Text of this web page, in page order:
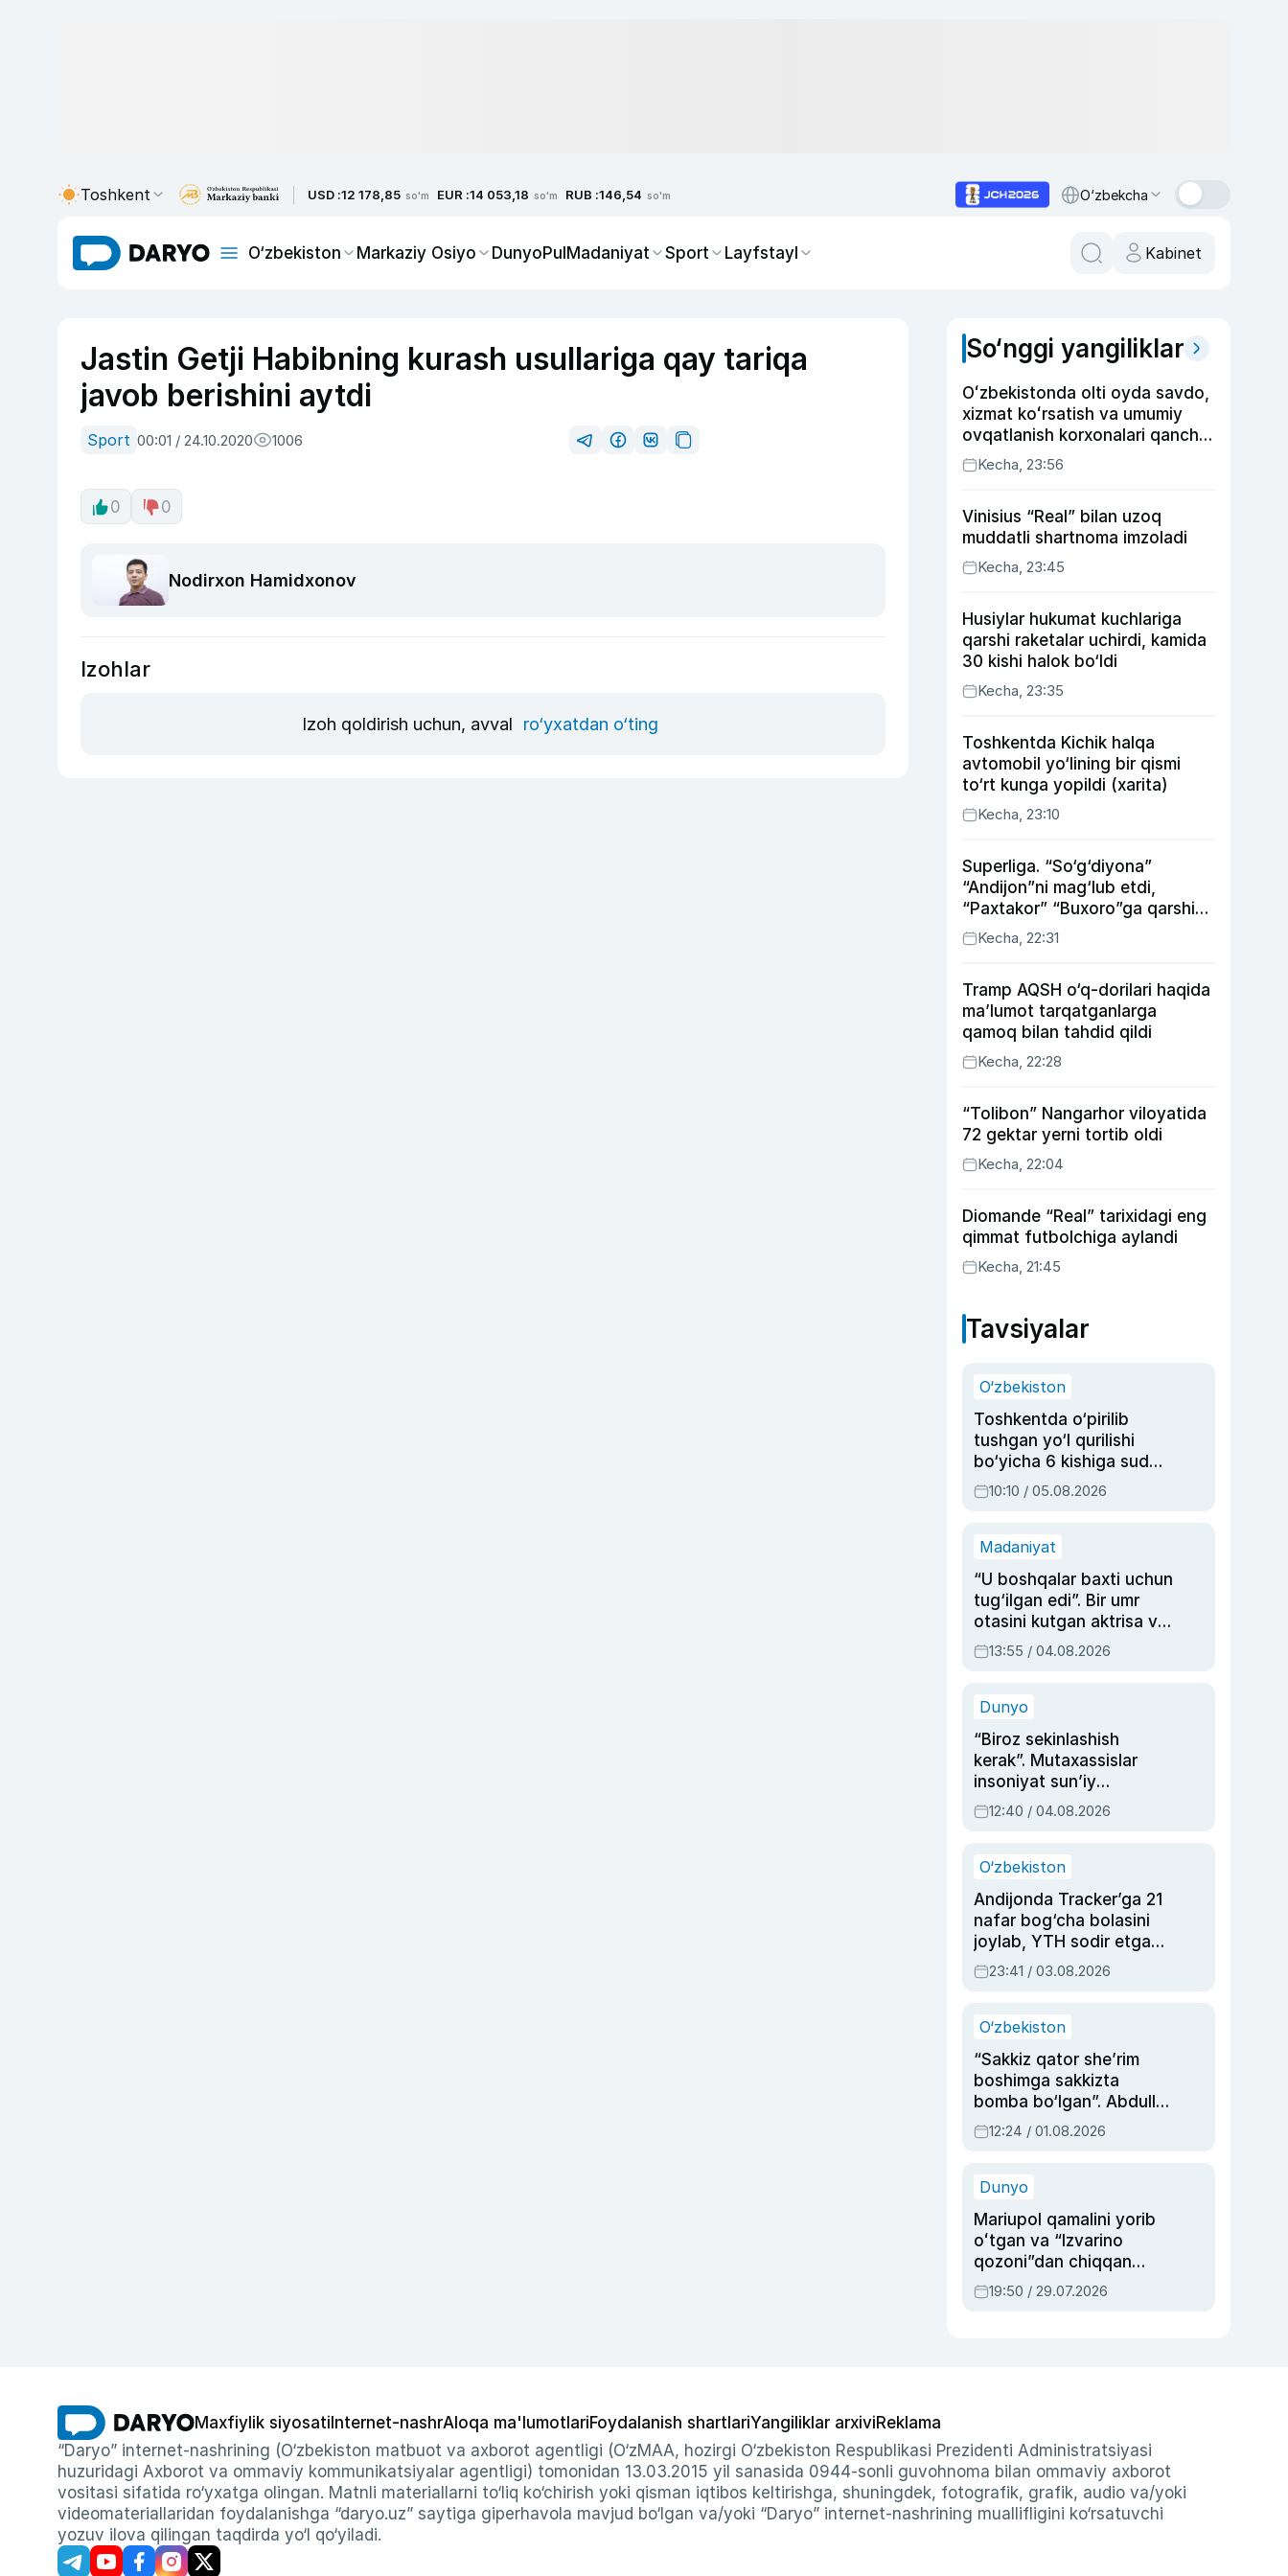
Toshkent USD :12 178,85 so'm EUR :14 053,18 so'm RUB :146,54 so'm O‘zbekcha
O‘zbekiston Markaziy Osiyo DunyoPulMadaniyat Sport Layfstayl Kabinet
Jastin Getji Habibning kurash usullariga qay tariqa
javob berishini aytdi
Sport 00:01 / 24.10.2020 1006
0 0
Nodirxon Hamidxonov
Izohlar
Izoh qoldirish uchun, avval ro‘yxatdan o‘ting
So‘nggi yangiliklar
Oʻzbekistonda olti oyda savdo,
xizmat koʻrsatish va umumiy
ovqatlanish korxonalari qancha
soliq toʻlagani ochiqlandi
Kecha, 23:56
Vinisius “Real” bilan uzoq
muddatli shartnoma imzoladi
Kecha, 23:45
Husiylar hukumat kuchlariga
qarshi raketalar uchirdi, kamida
30 kishi halok bo‘ldi
Kecha, 23:35
Toshkentda Kichik halqa
avtomobil yo‘lining bir qismi
to‘rt kunga yopildi (xarita)
Kecha, 23:10
Superliga. “So‘g‘diyona”
“Andijon”ni mag‘lub etdi,
“Paxtakor” “Buxoro”ga qarshi
bahsda g‘alabani qo‘ldan
chiqardi
Kecha, 22:31
Tramp AQSH o‘q-dorilari haqida
ma’lumot tarqatganlarga
qamoq bilan tahdid qildi
Kecha, 22:28
“Tolibon” Nangarhor viloyatida
72 gektar yerni tortib oldi
Kecha, 22:04
Diomande “Real” tarixidagi eng
qimmat futbolchiga aylandi
Kecha, 21:45
Tavsiyalar
O‘zbekiston
Toshkentda o‘pirilib
tushgan yo‘l qurilishi
bo‘yicha 6 kishiga sud
hukmi o‘qildi
10:10 / 05.08.2026
Madaniyat
“U boshqalar baxti uchun
tug‘ilgan edi”. Bir umr
otasini kutgan aktrisa va
dublyaj ustasi Rimma
Ahmedovaning
13:55 / 04.08.2026
Dunyo
“Biroz sekinlashish
kerak”. Mutaxassislar
insoniyat sun’iy
intellektni boshqara
olmay qolishidan xavotir
12:40 / 04.08.2026
O‘zbekiston
Andijonda Tracker’ga 21
nafar bog‘cha bolasini
joylab, YTH sodir etgan
ayolga sud hukmi o‘qildi
23:41 / 03.08.2026
O‘zbekiston
“Sakkiz qator she’rim
boshimga sakkizta
bomba bo‘lgan”. Abdulla
Oripovni siyosiy
ayblovlardan asrab
12:24 / 01.08.2026
Dunyo
Mariupol qamalini yorib
oʻtgan va “Izvarino
qozoni”dan chiqqan
qahramon — Ukraina
armiyasi bosh
19:50 / 29.07.2026
Maxfiylik siyosati Internet-nashrAloqa ma'lumotlariFoydalanish shartlariYangiliklar arxiviReklama
“Daryo” internet-nashrining (O‘zbekiston matbuot va axborot agentligi (O‘zMAA, hozirgi O‘zbekiston Respublikasi Prezidenti Administratsiyasi
huzuridagi Axborot va ommaviy kommunikatsiyalar agentligi) tomonidan 13.03.2015 yil sanasida 0944-sonli guvohnoma bilan ommaviy axborot
vositasi sifatida ro‘yxatga olingan. Matnli materiallarni to‘liq ko‘chirish yoki qisman iqtibos keltirishga, shuningdek, fotografik, grafik, audio va/yoki
videomateriallaridan foydalanishga “daryo.uz” saytiga giperhavola mavjud bo‘lgan va/yoki “Daryo” internet-nashrining muallifligini ko‘rsatuvchi
yozuv ilova qilingan taqdirda yo‘l qo‘yiladi.